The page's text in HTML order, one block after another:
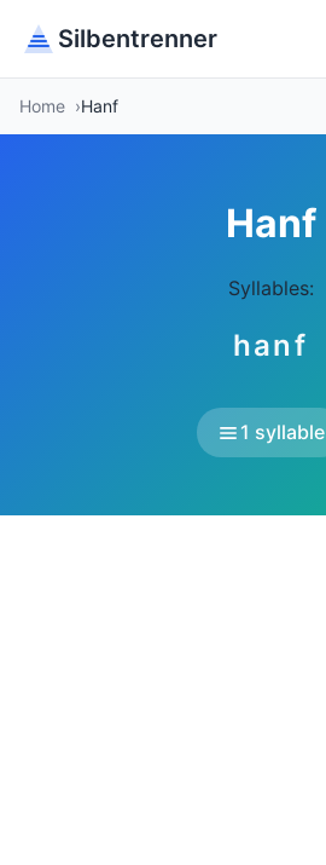
Silbentrenner
Home Hanf
Hanf
Syllables:
hanf
1 syllable